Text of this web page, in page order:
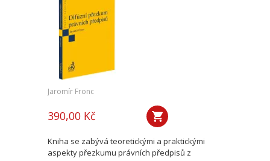
Jaromír Fronc
390,00 Kč
Kniha se zabývá teoretickými a praktickými
aspekty přezkumu právních předpisů z